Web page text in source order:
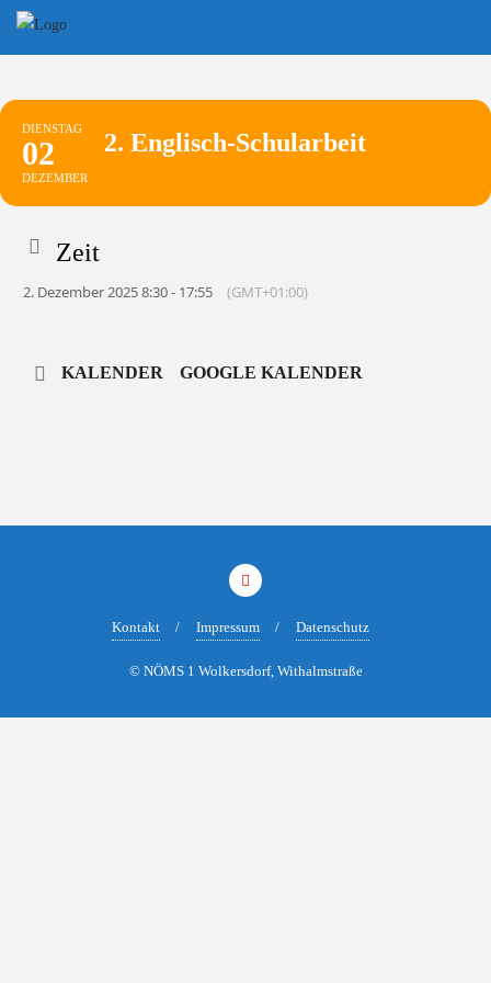
Skip
DIENSTAG
02
DEZEMBER
2. Englisch-Schularbeit
Zeit
2. Dezember 2025 8:30 - 17:55 (GMT+01:00)
KALENDER GOOGLE KALENDER
Kontakt Impressum Datenschutz